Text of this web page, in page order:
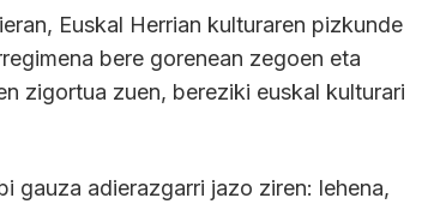
Euskal Herrian kulturaren pizkunde
bere gorenean zegoen eta
zigortua zuen, bereziki euskal kulturari
gauza adierazgarri jazo ziren: lehena,